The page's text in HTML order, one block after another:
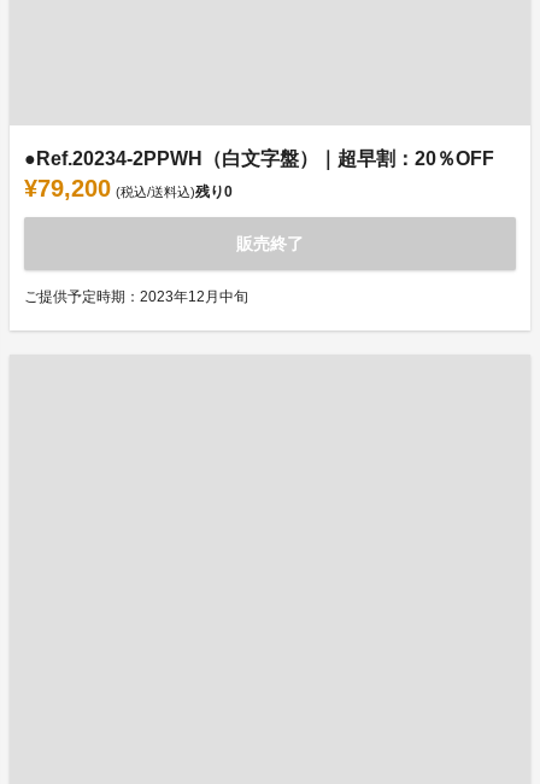
●Ref.20234-2PPWH（白文字盤）｜超早割：20％OFF
¥79,200 (税込/送料込)残り0
販売終了
ご提供予定時期：2023年12月中旬